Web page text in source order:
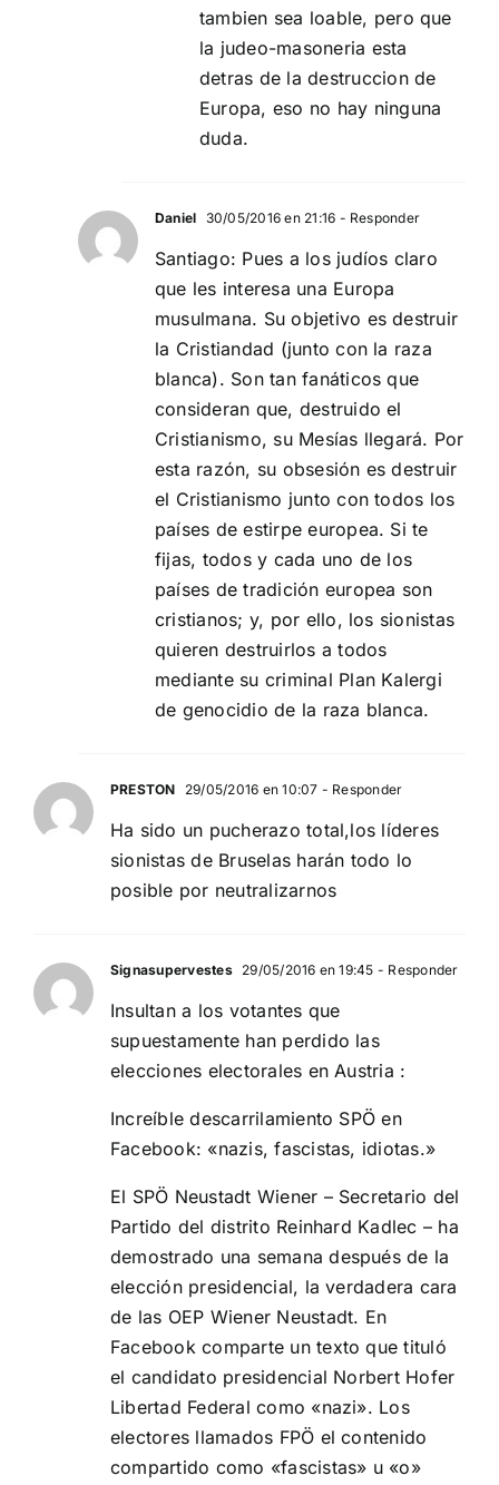
tambien sea loable, pero que
la judeo-masoneria esta
detras de la destruccion de
Europa, eso no hay ninguna
duda.
Daniel 30/05/2016 en 21:16 - Responder
Santiago: Pues a los judíos claro
que les interesa una Europa
musulmana. Su objetivo es destruir
la Cristiandad (junto con la raza
blanca). Son tan fanáticos que
consideran que, destruido el
Cristianismo, su Mesías llegará. Por
esta razón, su obsesión es destruir
el Cristianismo junto con todos los
países de estirpe europea. Si te
fijas, todos y cada uno de los
países de tradición europea son
cristianos; y, por ello, los sionistas
quieren destruirlos a todos
mediante su criminal Plan Kalergi
de genocidio de la raza blanca.
PRESTON 29/05/2016 en 10:07 - Responder
Ha sido un pucherazo total,los líderes
sionistas de Bruselas harán todo lo
posible por neutralizarnos
Signasupervestes 29/05/2016 en 19:45 - Responder
Insultan a los votantes que
supuestamente han perdido las
elecciones electorales en Austria :
Increíble descarrilamiento SPÖ en
Facebook: «nazis, fascistas, idiotas.»
El SPÖ Neustadt Wiener – Secretario del
Partido del distrito Reinhard Kadlec – ha
demostrado una semana después de la
elección presidencial, la verdadera cara
de las OEP Wiener Neustadt. En
Facebook comparte un texto que tituló
el candidato presidencial Norbert Hofer
Libertad Federal como «nazi». Los
electores llamados FPÖ el contenido
compartido como «fascistas» u «o»